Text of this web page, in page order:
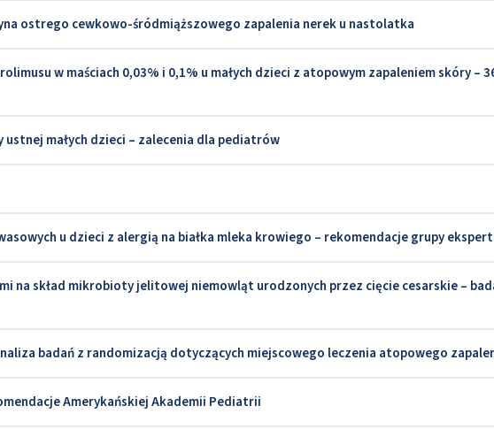
ostrego cewkowo-śródmiąższowego zapalenia nerek u nastolatka
w maściach 0,03% i 0,1% u małych dzieci z atopowym zapaleniem skóry –
małych dzieci – zalecenia dla pediatrów
u dzieci z alergią na białka mleka krowiego – rekomendacje grupy
na skład mikrobioty jelitowej niemowląt urodzonych przez cięcie cesarskie –
badań z randomizacją dotyczących miejscowego leczenia atopowego
Amerykańskiej Akademii Pediatrii